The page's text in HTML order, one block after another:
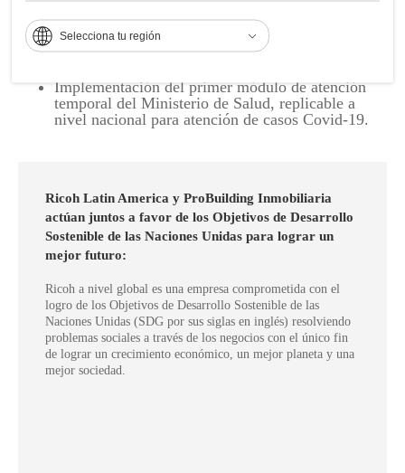
Selecciona tu región
Una calidad de la solución superior a los
requerimientos, llegando a un cumplimiento del
100% (Normas ISO 9001 y 14001).
Implementación del primer módulo de atención
temporal del Ministerio de Salud, replicable a
nivel nacional para atención de casos Covid-19.
Ricoh Latin America y ProBuilding Inmobiliaria
actúan juntos a favor de los Objetivos de Desarrollo
Sostenible de las Naciones Unidas para lograr un
mejor futuro:
Ricoh a nivel global es una empresa comprometida con el
logro de los Objetivos de Desarrollo Sostenible de las
Naciones Unidas (SDG por sus siglas en inglés) resolviendo
problemas sociales a través de los negocios con el único fin
de lograr un crecimiento económico, un mejor planeta y una
mejor sociedad.